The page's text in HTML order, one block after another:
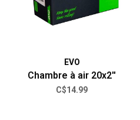
EVO
Chambre à air 20x2''
C$14.99